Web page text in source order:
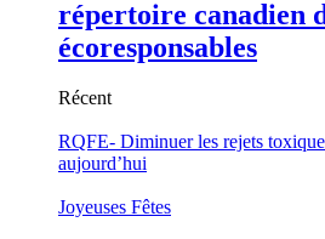
répertoire canadien
écoresponsables
Récent
RQFE- Diminuer les rejets
aujourd’hui
Joyeuses Fêtes